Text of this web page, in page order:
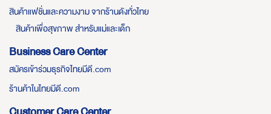
สินค้าแฟชั่นและความงาม จากร้านดังทั่วไทย
สินค้าเพื่อสุขภาพ สำหรับแม่และเด็ก
Business Care Center
สมัครเข้าร่วมธุรกิจไทยมีดี.com
ร้านค้าในไทยมีดี.com